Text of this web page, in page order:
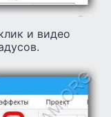
и видео